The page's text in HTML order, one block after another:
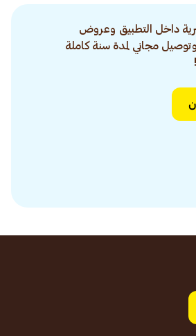
داخل التطبيق وعروض
مجاني لمدة سنة كاملة